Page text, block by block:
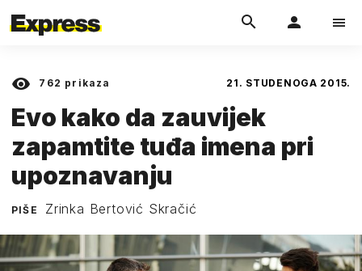
762 prikaza 21. STUDENOGA 2015.
Evo kako da zauvijek
zapamtite tuđa imena pri
upoznavanju
PIŠE Zrinka Bertović Skračić